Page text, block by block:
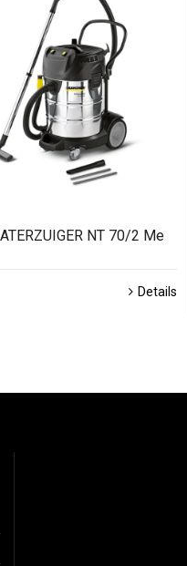
NT 70/2 Me
Details